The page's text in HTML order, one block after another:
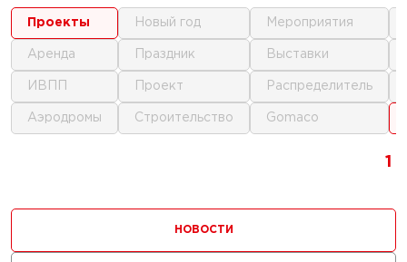
1
НОВОСТИ
проекты
аренда
ИВПП
аэродромы
новый год
праздник
проект
строительство
мероприятия
выставки
распределитель
gomaco